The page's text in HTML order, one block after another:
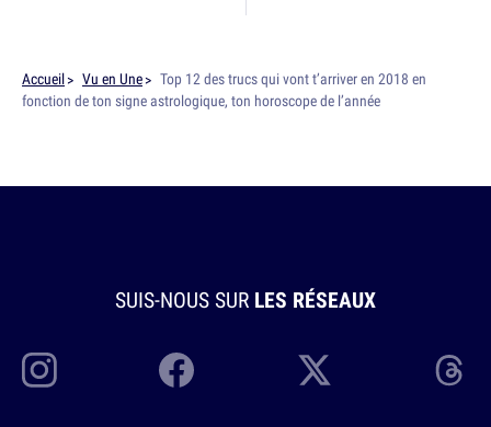
Accueil Vu en Une
Top 12 des trucs qui vont t’arriver en 2018 en
fonction de ton signe astrologique, ton horoscope de l’année
SUIS-NOUS SUR LES RÉSEAUX